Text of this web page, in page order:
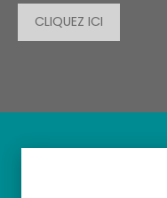
CLIQUEZ ICI